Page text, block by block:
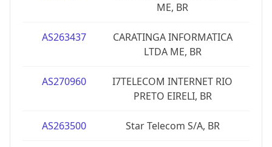
ME, BR
AS263437
CARATINGA INFORMATICA
LTDA ME, BR
AS270960
I7TELECOM INTERNET RIO
PRETO EIRELI, BR
AS263500 Star Telecom S/A, BR